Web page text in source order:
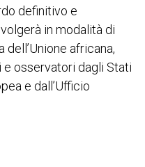
definitivo e
in modalità di
africana,
osservatori dagli Stati
e dall’Ufficio